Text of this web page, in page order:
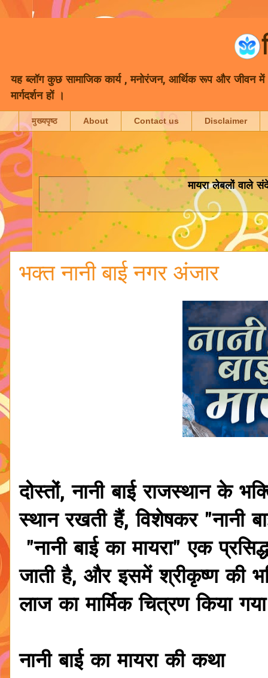
यह ब्लॉग कुछ सामाजिक कार्य , मनोरंजन, आर्थिक रूप और जीवन में
मार्गदर्शन हों ।
मुख्यपृष्ठ About Contact us Disclaimer
मायरालेबलों वाले
भक्त नानी बाई नगर अंजार
दोस्तों, नानी बाई राजस्थान के
स्थान रखती हैं, विशेषकर "नानी
"नानी बाई का मायरा" एक
जाती है, और इसमें श्रीकृष्ण की
लाज का मार्मिक चित्रण किया
नानी बाई का मायरा की कथा